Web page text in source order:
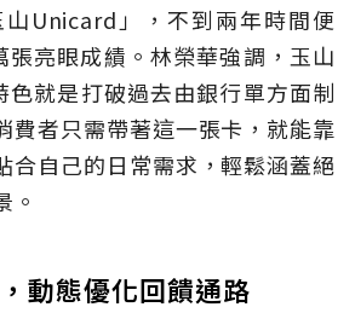
Unicard」，不到兩年時間便
張亮眼成績。林榮華強調，玉山
就是打破過去由銀行單方面制
費者只需帶著這一張卡，就能靠
合自己的日常需求，輕鬆涵蓋絕
。
動態優化回饋通路